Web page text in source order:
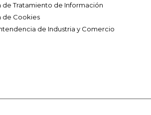
de Tratamiento de Información
de Cookies
de Industria y Comercio